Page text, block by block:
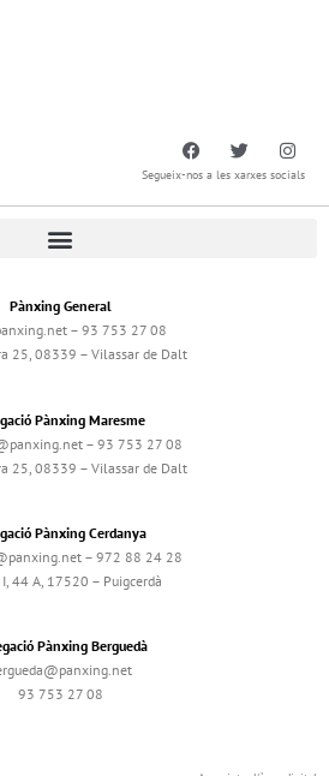
Segueix-nos a les xarxes socials
Pànxing General
– 93 753 27 08
25, 08339 – Vilassar de Dalt
Pànxing Maresme
– 93 753 27 08
25, 08339 – Vilassar de Dalt
Pànxing Cerdanya
– 972 88 24 28
44 A, 17520 – Puigcerdà
Pànxing Berguedà
93 753 27 08